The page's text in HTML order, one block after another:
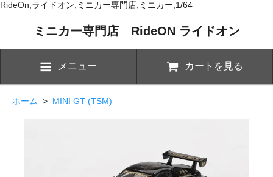
RideOn,ライドオン,ミニカー専門店,ミニカー,1/64
ミニカー専門店 RideON ライドオン
メニュー カートを見る
ホーム > MINI GT (TSM)